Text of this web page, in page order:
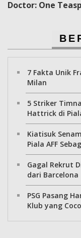
Doctor: One
7 Fakta Unik
Milan
5 Striker
Hattrick di
Kiatisuk
Piala AFF
Gagal Rekrut
dari Barcelona
PSG Pasang
Klub yang